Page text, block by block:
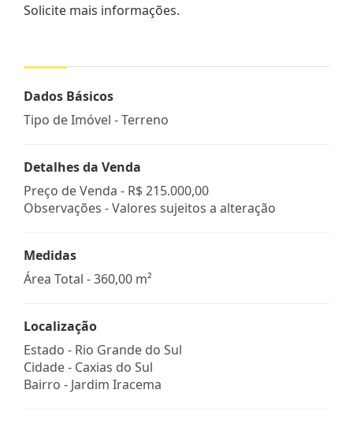
Solicite mais informações.
Dados Básicos
Tipo de Imóvel - Terreno
Detalhes da Venda
Preço de Venda - R$ 215.000,00
Observações - Valores sujeitos a alteração
Medidas
Área Total - 360,00 m²
Localização
Estado - Rio Grande do Sul
Cidade - Caxias do Sul
Bairro - Jardim Iracema